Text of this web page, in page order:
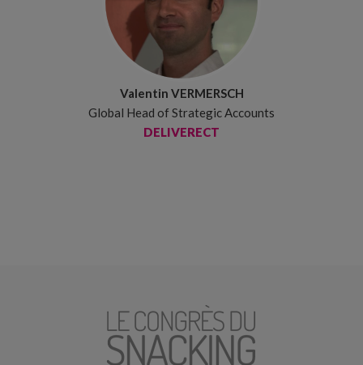
Valentin VERMERSCH
Global Head of Strategic Accounts
DELIVERECT